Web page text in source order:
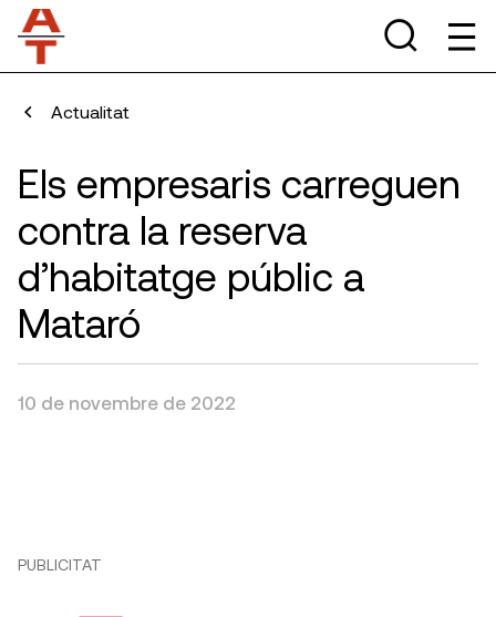
Actualitat
Els empresaris carreguen
contra la reserva
d’habitatge públic a
Mataró
10 de novembre de 2022
PUBLICITAT